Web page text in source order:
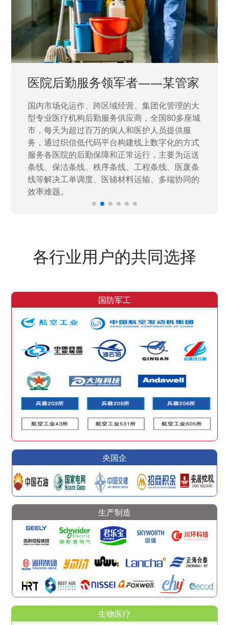
中国兵器工业集团——银光化学
国家“一五”期间156个重点项目之一。属于国家
高新技术企业，在信息化升级建设中，存在大
量“小、散、碎”的信息化需求，需要投入大量人
力资源进行开发，通过引入织信低代码平台，解
决当下遇到的各类业务难题，提升整体的IT研发
效率。
各行业用户的共同选择
国防军工
央国企
生产制造
生物医疗